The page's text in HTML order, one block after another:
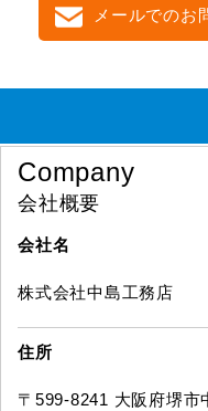
メールでのお
Company
会社概要
会社名
株式会社中島工務店
住所
〒599-8241 大阪府堺市